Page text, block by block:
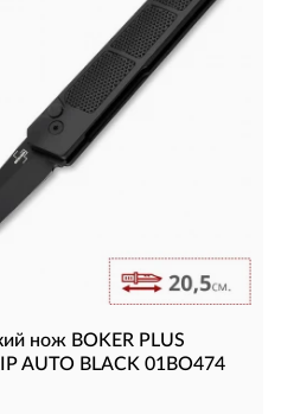
нож BOKER PLUS
AUTO BLACK 01BO474